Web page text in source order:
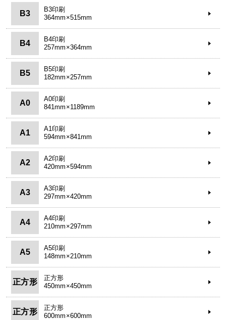
B3
B3印刷
364mm×515mm
B4
B4印刷
257mm×364mm
B5
B5印刷
182mm×257mm
A0
A0印刷
841mm×1189mm
A1
A1印刷
594mm×841mm
A2
A2印刷
420mm×594mm
A3
A3印刷
297mm×420mm
A4
A4印刷
210mm×297mm
A5
A5印刷
148mm×210mm
正方形
正方形
450mm×450mm
正方形
正方形
600mm×600mm